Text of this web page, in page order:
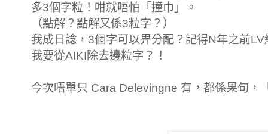
多3個字粒！咁就唔怕「撞巾」。
（點解？點解又係3粒字？）
我成日諗，3個字可以畀分配？記得N年之前
我要從AIKI除去邊粒字？！
今次唔單只 Cara Delevingne 有，都係果句，